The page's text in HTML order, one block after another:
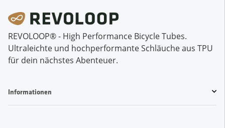
REVOLOOP® - High Performance Bicycle Tubes.
Ultraleichte und hochperformante Schläuche aus TPU
für dein nächstes Abenteuer.
Informationen